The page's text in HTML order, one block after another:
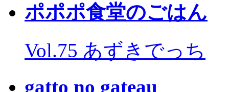
ポポポ食堂のごはん
Vol.75 あずきでっち
gatto no gateau